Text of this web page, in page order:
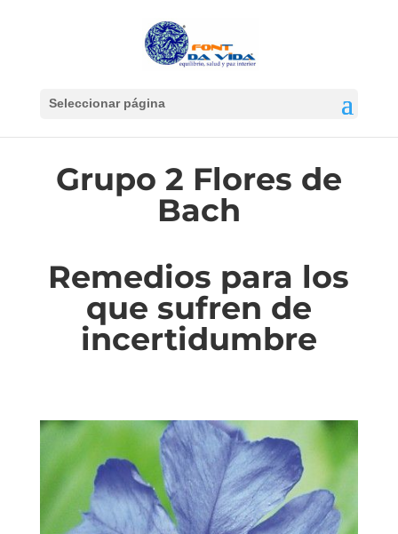
Seleccionar página
Grupo 2 Flores de
Bach
Remedios para los
que sufren de
incertidumbre